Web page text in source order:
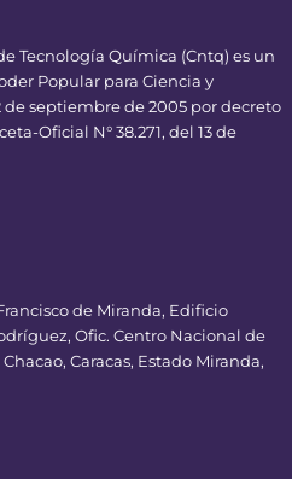
Tecnología Química (Cntq) es un
Popular para Ciencia y
de septiembre de 2005 por decreto
Oficial N° 38.271, del 13 de
de Miranda, Edificio
Ofic. Centro Nacional de
Caracas, Estado Miranda,